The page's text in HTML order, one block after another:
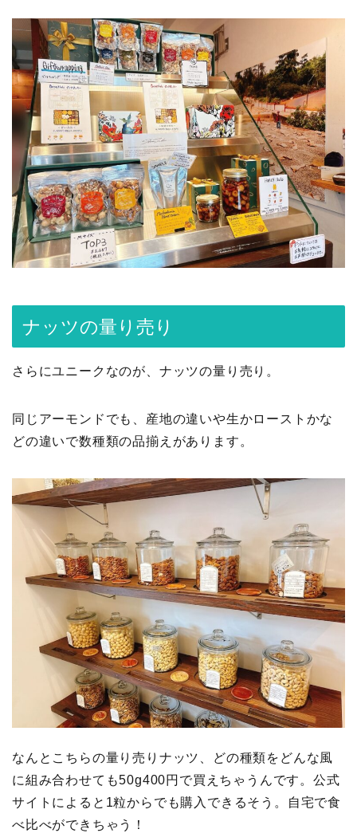
ナッツの量り売り
さらにユニークなのが、ナッツの量り売り。
同じアーモンドでも、産地の違いや生かローストかな
どの違いで数種類の品揃えがあります。
なんとこちらの量り売りナッツ、どの種類をどんな風
に組み合わせても50g400円で買えちゃうんです。公式
サイトによると1粒からでも購入できるそう。自宅で食
べ比べができちゃう！